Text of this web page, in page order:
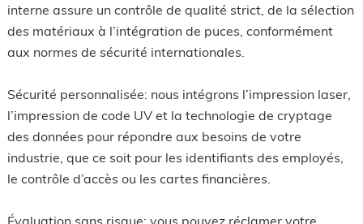
interne assure un contrôle de qualité strict, de la sélection
des matériaux à l’intégration de puces, conformément
aux normes de sécurité internationales.
Sécurité personnalisée: nous intégrons l’impression laser,
l’impression de code UV et la technologie de cryptage
des données pour répondre aux besoins de votre
industrie, que ce soit pour les identifiants des employés,
le contrôle d’accès ou les cartes financières.
Évaluation sans risque: vous pouvez réclamer votre